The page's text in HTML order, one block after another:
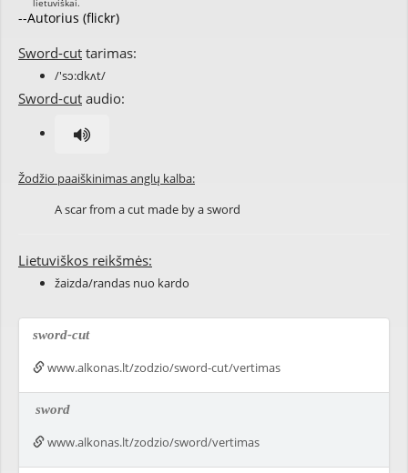
--Autorius (flickr)
Sword-cut tarimas:
/'sɔ:dkʌt/
Sword-cut audio:
Žodžio paaiškinimas anglų kalba:
A scar from a cut made by a sword
Lietuviškos reikšmės:
žaizda/randas nuo kardo
sword-cut
www.alkonas.lt/zodzio/sword-cut/vertimas
sword
www.alkonas.lt/zodzio/sword/vertimas